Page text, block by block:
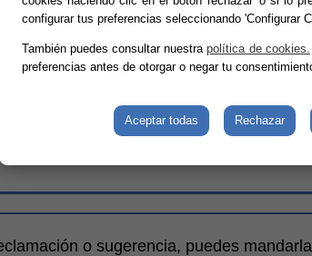
o sugerencia, puedes
configurar tus preferencias seleccionando 'Configurar
También puedes consultar nuestrapolítica de cookies.
preferencias antes de otorgar o negar tu
Aceptar todas Rechazar